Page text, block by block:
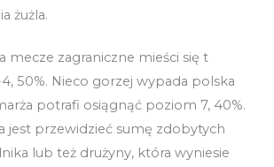
żużla.
mecze zagraniczne mieści się t
50%. Nieco gorzej wypada polska
potrafi osiągnąć poziom 7, 40%.
jest przewidzieć sumę zdobytych
lub też drużyny, która wyniesie